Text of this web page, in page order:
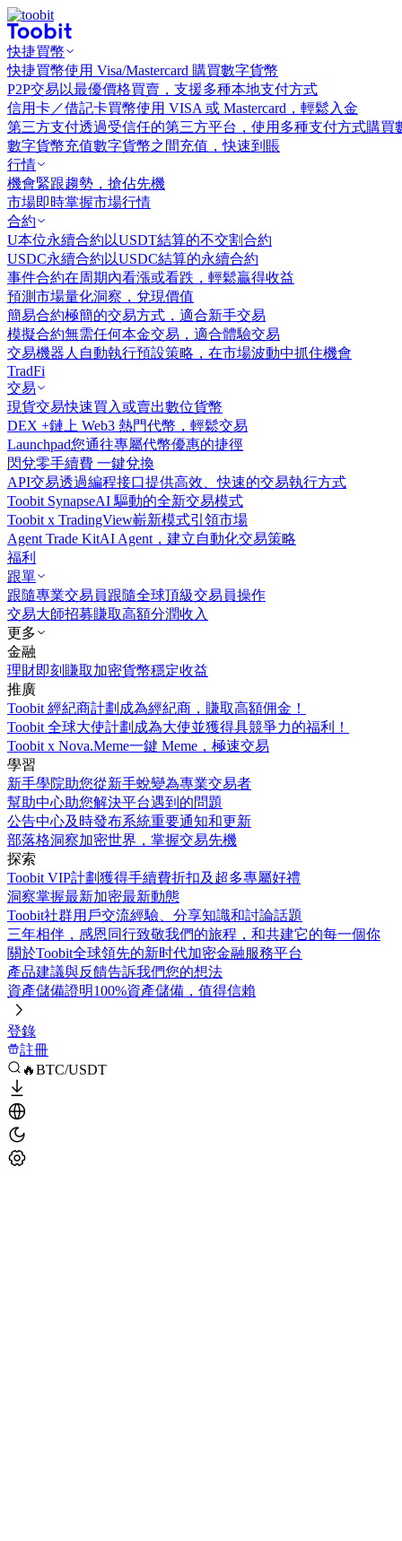
快捷買幣
快捷買幣使用 Visa/Mastercard 購買數字貨幣
P2P交易 以最優價格買賣，支援多種本地支付方式
信用卡／借記卡買幣使用 VISA 或 Mastercard，輕鬆入金
第三方支付透過受信任的第三方平台，使用多種支付方式購買
數字貨幣充值數字貨幣之間充值，快速到賬
行情
機會緊跟趨勢，搶佔先機
市場即時掌握市場行情
合約
U本位永續合約 以USDT結算的不交割合約
USDC永續合約 以USDC結算的永續合約
事件合約在周期內看漲或看跌，輕鬆贏得收益
預測市場量化洞察，兌現價值
簡易合約極簡的交易方式，適合新手交易
模擬合約無需任何本金交易，適合體驗交易
交易機器人 自動執行預設策略，在市場波動中抓住機會
TradFi
交易
現貨交易快速買入或賣出數位貨幣
DEX +鏈上 Web3 熱門代幣，輕鬆交易
Launchpad您通往專屬代幣優惠的捷徑
閃兌零手續費 一鍵兌換
API交易透過編程接口提供高效、快速的交易執行方式
Toobit SynapseAI 驅動的全新交易模式
Toobit x TradingView嶄新模式引領市場
Agent Trade KitAI Agent，建立自動化交易策略
福利
跟單
跟隨專業交易員跟隨全球頂級交易員操作
交易大師招募賺取高額分潤收入
更多
金融
理財即刻賺取加密貨幣穩定收益
推廣
Toobit 經紀商計劃 成為經紀商，賺取高額佣金！
Toobit 全球大使計劃 成為大使並獲得具競爭力的福利！
Toobit x Nova.Meme一鍵 Meme，極速交易
學習
新手學院助您從新手蛻變為專業交易者
幫助中心助您解決平台遇到的問題
公告中心及時發布系統重要通知和更新
部落格洞察加密世界，掌握交易先機
探索
Toobit VIP計劃獲得手續費折扣及超多專屬好禮
洞察掌握最新加密最新動態
Toobit社群用戶交流經驗、分享知識和討論話題
三年相伴，感恩同行致敬我們的旅程，和共建它的每一個你
關於Toobit全球領先的新时代加密金融服務平台
產品建議與反饋告訴我們您的想法
資產儲備證明100%資產儲備，值得信賴
登錄
註冊
🔥BTC/USDT